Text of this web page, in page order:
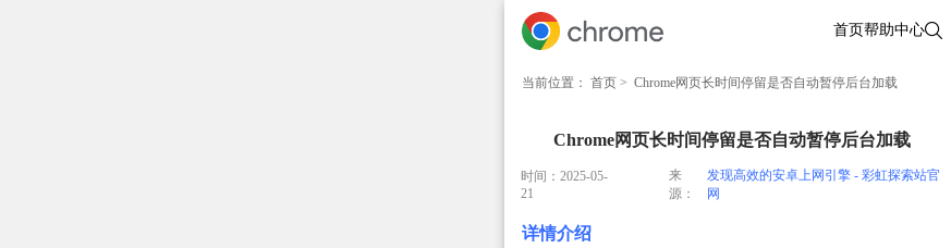
首页帮助中心
当前位置： 首页 > Chrome网页长时间停留是否自动暂停后台加载
Chrome网页长时间停留是否自动暂停后台加载
时间：2025-05-
21
来
源：
发现高效的安卓上网引擎 - 彩虹探索站官
网
详情介绍